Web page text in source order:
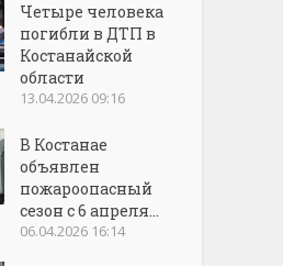
Четыре человека
погибли в ДТП в
Костанайской
области
13.04.2026 09:16
В Костанае
объявлен
пожароопасный
сезон с 6 апреля...
06.04.2026 16:14